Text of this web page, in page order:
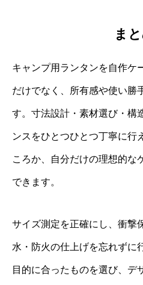
ま
キャンプ用ランタンを自作ケ
だけでなく、所有感や使い勝
す。寸法設計・素材選び・構
ンスをひとつひとつ丁寧に行
ころか、自分だけの理想的な
できます。
サイズ測定を正確にし、衝撃
水・防火の仕上げを忘れずに
目的に合ったものを選び、デ